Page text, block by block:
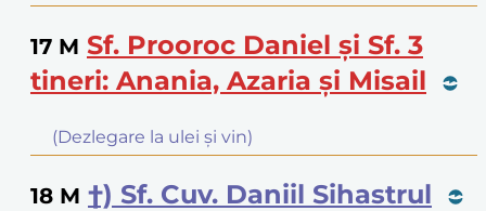
17 M Sf. Prooroc Daniel şi Sf. 3
tineri: Anania, Azaria şi Misail
(Dezlegare la ulei şi vin)
18 M †) Sf. Cuv. Daniil Sihastrul